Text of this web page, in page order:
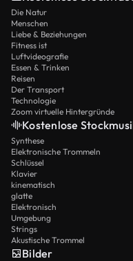
Die Natur
Menschen
Liebe & Beziehungen
Fitness ist
Luftvideografie
Essen & Trinken
Reisen
Der Transport
Technologie
Zoom virtuelle Hintergründe
Kostenlose
Synthese
Elektronische Trommeln
Schlüssel
Klavier
kinematisch
glatte
Elektronisch
Umgebung
Strings
Akustische Trommel
Bilder